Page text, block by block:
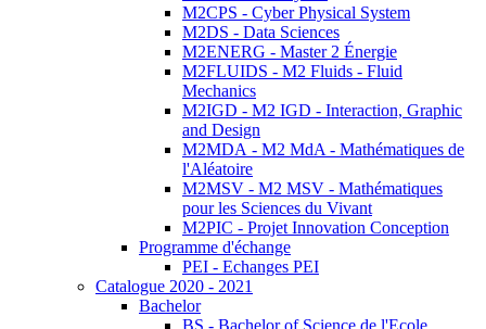
M2CPS - Cyber Physical System
M2DS - Data Sciences
M2ENERG - Master 2 Énergie
M2FLUIDS - M2 Fluids - Fluid
Mechanics
M2IGD - M2 IGD - Interaction, Graphic
and Design
M2MDA - M2 MdA - Mathématiques de
l'Aléatoire
M2MSV - M2 MSV - Mathématiques
pour les Sciences du Vivant
M2PIC - Projet Innovation Conception
Programme d'échange
PEI - Echanges PEI
Catalogue 2020 - 2021
Bachelor
BS - Bachelor of Science de l'Ecole